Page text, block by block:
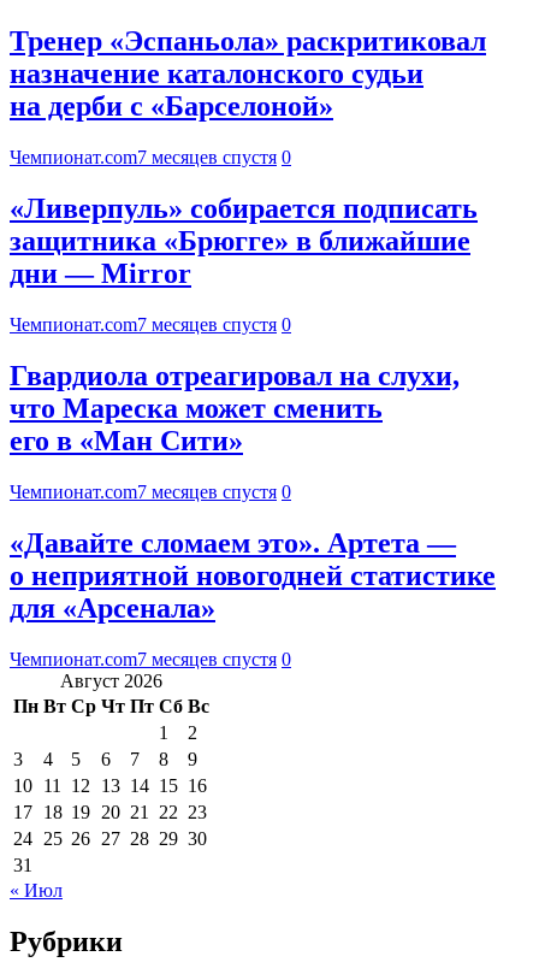
Тренер «Эспаньола» раскритиковал
назначение каталонского судьи
на дерби с «Барселоной»
Чемпионат.com7 месяцев спустя 0
«Ливерпуль» собирается подписать
защитника «Брюгге» в ближайшие
дни — Mirror
Чемпионат.com7 месяцев спустя 0
Гвардиола отреагировал на слухи,
что Мареска может сменить
его в «Ман Сити»
Чемпионат.com7 месяцев спустя 0
«Давайте сломаем это». Артета —
о неприятной новогодней статистике
для «Арсенала»
Чемпионат.com7 месяцев спустя 0
Август 2026
Пн Вт Ср Чт Пт Сб Вс
1
2
3
4 5 6 7 8
9
10 11 12 13 14 15 16
17 18 19 20 21 22 23
24 25 26 27 28 29 30
31
« Июл
Рубрики